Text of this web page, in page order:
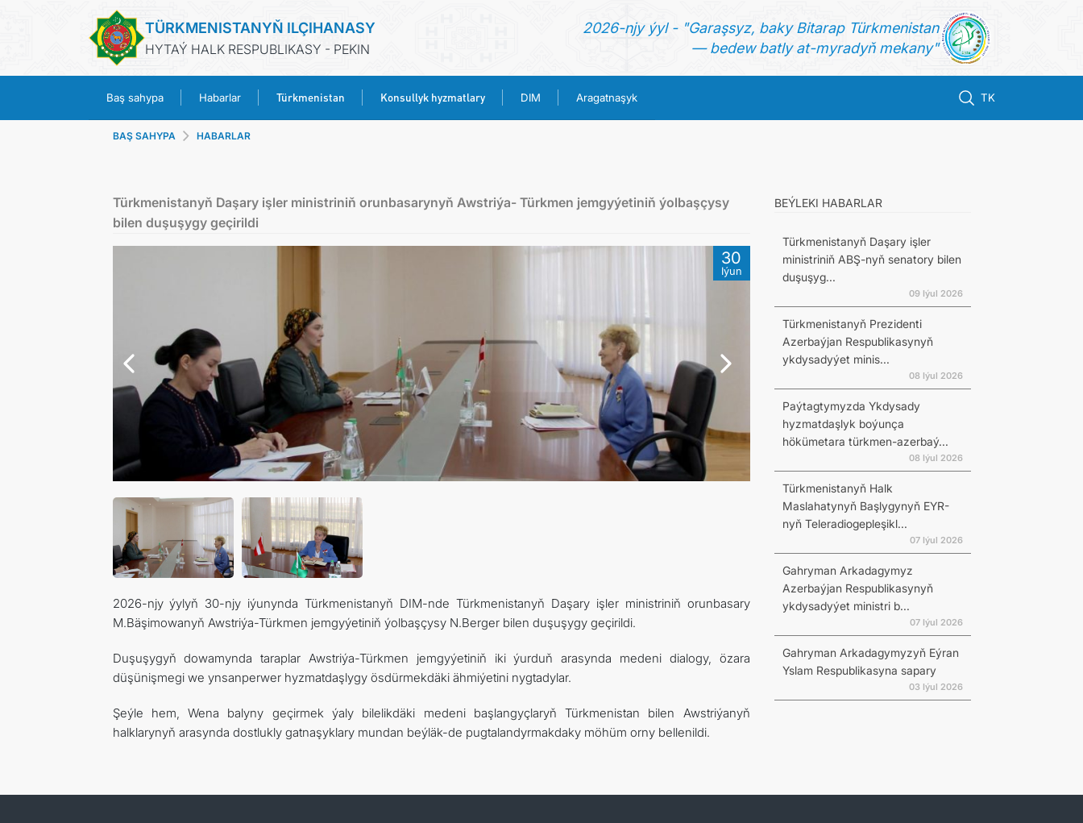
TÜRKMENISTANYŇ ILÇIHANASY
HYTAÝ HALK RESPUBLIKASY - PEKIN
2026-njy ýyl - "Garaşsyz, baky Bitarap Türkmenistan
— bedew batly at-myradyň mekany"
Baş sahypa Habarlar Türkmenistan Konsullyk hyzmatlary DIM Aragatnaşyk TK
ARAGATNAŞYK
BAŞ SAHYPA HABARLAR
Türkmenistanyň Daşary işler ministriniň orunbasarynyň Awstriýa- Türkmen jemgyýetiniň ýolbaşçysy
bilen duşuşygy geçirildi
30
Iýun
2026-njy ýylyň 30-njy iýunynda Türkmenistanyň DIM-nde Türkmenistanyň Daşary işler ministriniň orunbasary
M.Bäşimowanyň Awstriýa-Türkmen jemgyýetiniň ýolbaşçysy N.Berger bilen duşuşygy geçirildi.
Duşuşygyň dowamynda taraplar Awstriýa-Türkmen jemgyýetiniň iki ýurduň arasynda medeni dialogy, özara
düşünişmegi we ynsanperwer hyzmatdaşlygy ösdürmekdäki ähmiýetini nygtadylar.
Şeýle hem, Wena balyny geçirmek ýaly bilelikdäki medeni başlangyçlaryň Türkmenistan bilen Awstriýanyň
halklarynyň arasynda dostlukly gatnaşyklary mundan beýläk-de pugtalandyrmakdaky möhüm orny bellenildi.
BEÝLEKI HABARLAR
Türkmenistanyň Daşary işler
ministriniň ABŞ-nyň senatory bilen
duşuşyg...
09 Iýul 2026
Türkmenistanyň Prezidenti
Azerbaýjan Respublikasynyň
ykdysadyýet minis...
08 Iýul 2026
Paýtagtymyzda Ykdysady
hyzmatdaşlyk boýunça
hökümetara türkmen-azerbaý...
08 Iýul 2026
Türkmenistanyň Halk
Maslahatynyň Başlygynyň EYR-
nyň Teleradiogepleşikl...
07 Iýul 2026
Gahryman Arkadagymyz
Azerbaýjan Respublikasynyň
ykdysadyýet ministri b...
07 Iýul 2026
Gahryman Arkadagymyzyň Eýran
Yslam Respublikasyna sapary
03 Iýul 2026